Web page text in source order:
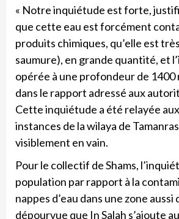
« Notre inquiétude est forte,
que cette eau est forcément
produits chimiques, qu’elle est
saumure), en grande quantité, et
opérée à une profondeur de 1400
dans le rapport adressé aux
Cette inquiétude a été relayée
instances de la wilaya de
visiblement en vain.
Pour le collectif de Shams,
population par rapport à la
nappes d’eau dans une zone
dépourvue que In Salah s’ajoute